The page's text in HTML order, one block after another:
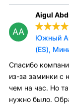
AA
Aigul
Южный
(ES),
Спасибо
из-за заминки с
чем на час. Но
нужно было.